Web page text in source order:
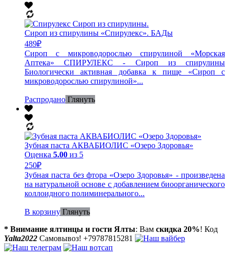
Сироп из спирулины «Спирулекс». БАДы
489₽
Сироп с микроводорослью спирулиной «Морская
Аптека» СПИРУЛЕКС - Сироп из спирулины
Биологически активная добавка к пище «Сироп с
микроводорослью спирулиной»...
Распродано Глянуть
Зубная паста АКВАБИОЛИС «Озеро Здоровья»
Оценка 5.00 из 5
250₽
Зубная паста без фтора «Озеро Здоровья» - произведена
на натуральной основе с добавлением биоорганического
коллоидного полиминерального...
В корзину Глянуть
* Внимание ялтинцы и гости Ялты: Вам скидка 20%! Код
Yalta2022 Самовывоз! +79787815281